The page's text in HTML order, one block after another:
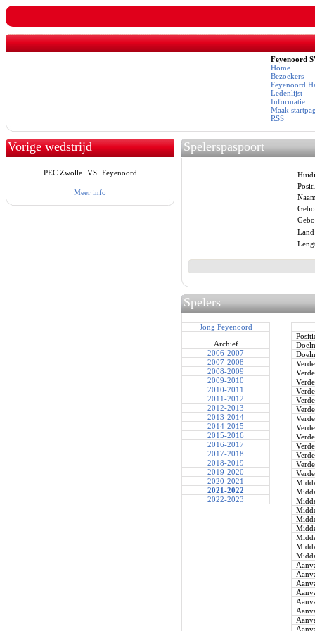
Feyenoord
Home
Bezoekers
Feyenoord
Ledenlijst
Informatie
Maak
RSS
Vorige wedstrijd
PEC Zwolle VS Feyenoord
Meer info
Spelerspaspoort
Spelers
Jong Feyenoord
Archief
2006-2007
2007-2008
2008-2009
2009-2010
2010-2011
2011-2012
2012-2013
2013-2014
2014-2015
2015-2016
2016-2017
2017-2018
2018-2019
2019-2020
2020-2021
2021-2022
2022-2023